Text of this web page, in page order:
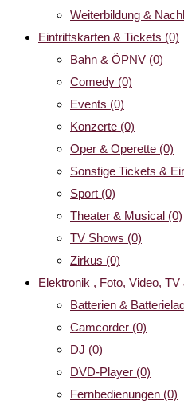
Weiterbildung &
Eintrittskarten & Tickets (0)
Bahn & ÖPNV (0)
Comedy (0)
Events (0)
Konzerte (0)
Oper & Operette (0)
Sonstige Tickets &
Sport (0)
Theater & Musical (0)
TV Shows (0)
Zirkus (0)
Elektronik , Foto, Video, TV
Batterien &
Camcorder (0)
DJ (0)
DVD-Player (0)
Fernbedienungen (0)